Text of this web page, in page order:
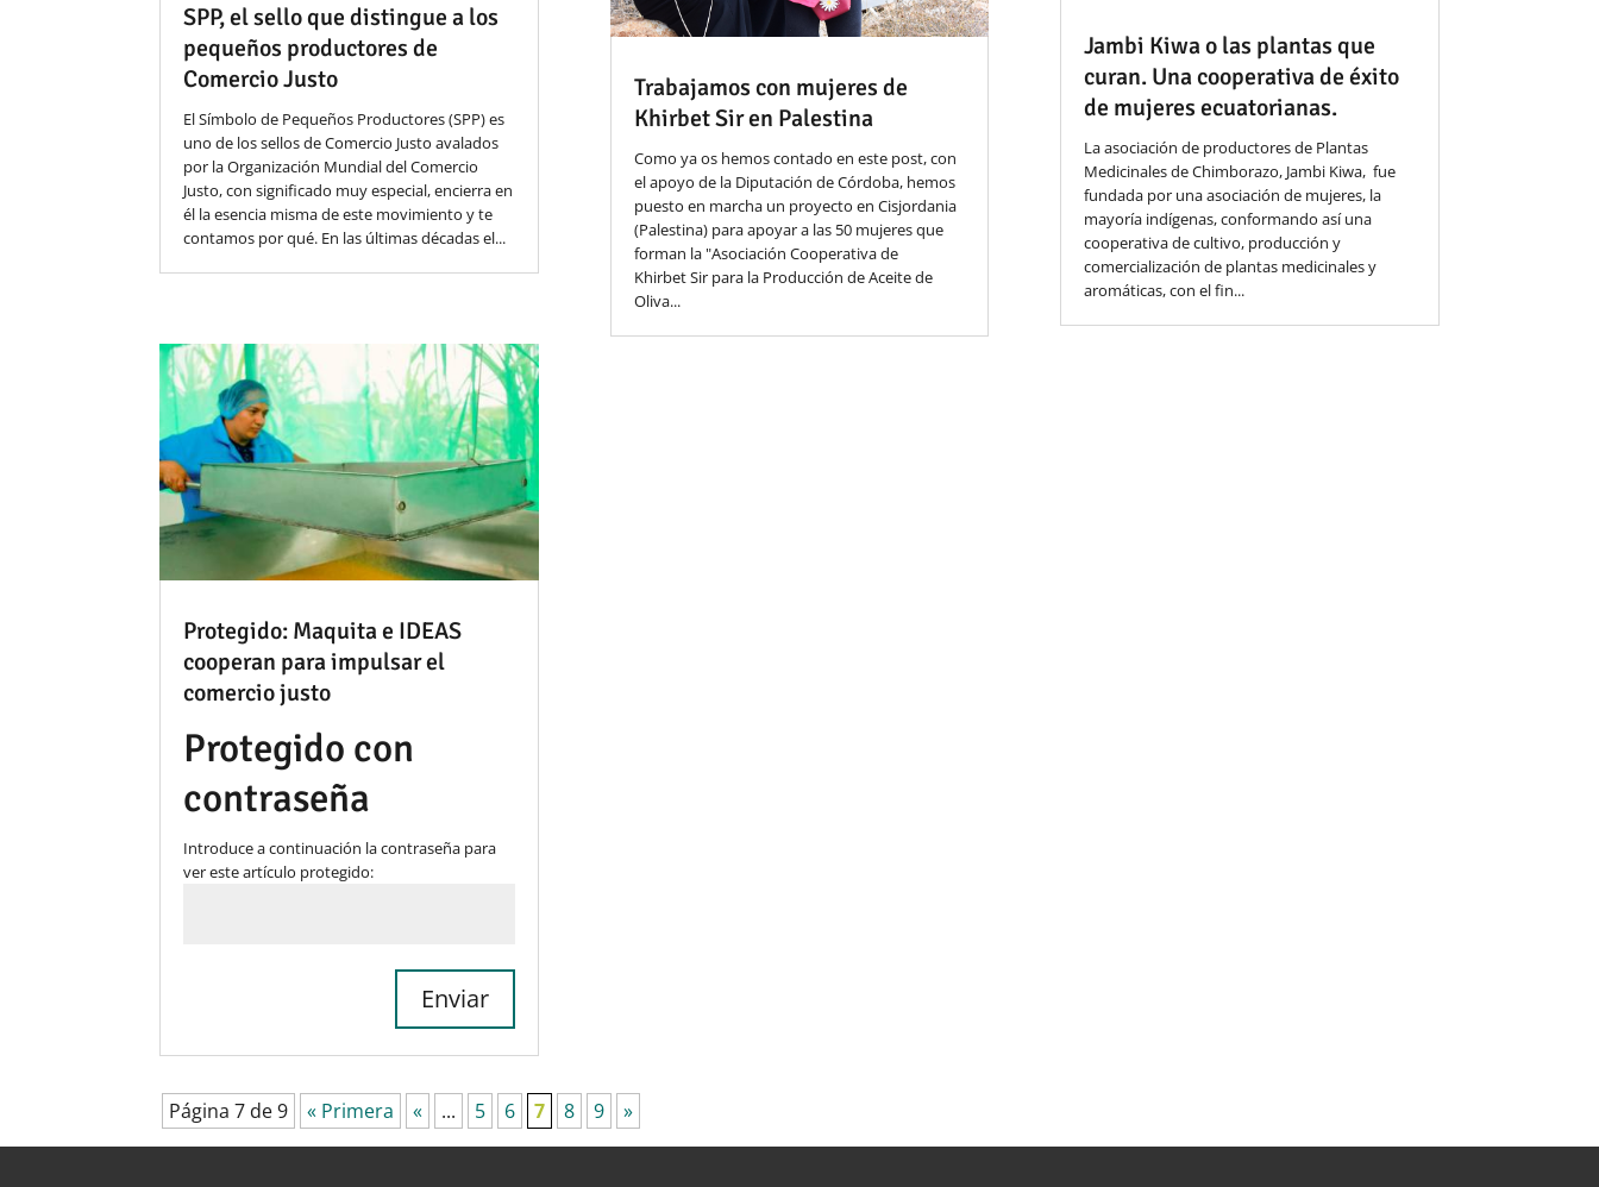
SPP, el sello que distingue a los
pequeños productores de
Comercio Justo
El Símbolo de Pequeños Productores (SPP) es
uno de los sellos de Comercio Justo avalados
por la Organización Mundial del Comercio
Justo, con significado muy especial, encierra en
él la esencia misma de este movimiento y te
contamos por qué. En las últimas décadas el...
Protegido: Maquita e IDEAS
cooperan para impulsar el
comercio justo
Protegido con
contraseña
Introduce a continuación la contraseña para
ver este artículo protegido:
Enviar
Trabajamos con mujeres de
Khirbet Sir en Palestina
Como ya os hemos contado en este post, con
el apoyo de la Diputación de Córdoba, hemos
puesto en marcha un proyecto en Cisjordania
(Palestina) para apoyar a las 50 mujeres que
forman la "Asociación Cooperativa de
Khirbet Sir para la Producción de Aceite de
Oliva...
Jambi Kiwa o las plantas que
curan. Una cooperativa de éxito
de mujeres ecuatorianas.
La asociación de productores de Plantas
Medicinales de Chimborazo, Jambi Kiwa, fue
fundada por una asociación de mujeres, la
mayoría indígenas, conformando así una
cooperativa de cultivo, producción y
comercialización de plantas medicinales y
aromáticas, con el fin...
Página 7 de 9 « Primera « ... 5 6 7 8 9 »